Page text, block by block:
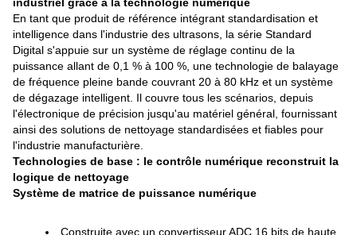
En tant que produit de référence intégrant standardisation et
intelligence dans l'industrie des ultrasons, la série Standard
Digital s'appuie sur un système de réglage continu de la
puissance allant de 0,1 % à 100 %, une technologie de balayage
de fréquence pleine bande couvrant 20 à 80 kHz et un système
de dégazage intelligent. Il couvre tous les scénarios, depuis
l'électronique de précision jusqu'au matériel général, fournissant
ainsi des solutions de nettoyage standardisées et fiables pour
l'industrie manufacturière.
Technologies de base : le contrôle numérique reconstruit la
logique de nettoyage
Système de matrice de puissance numérique
Construite avec un convertisseur ADC 16 bits de haute